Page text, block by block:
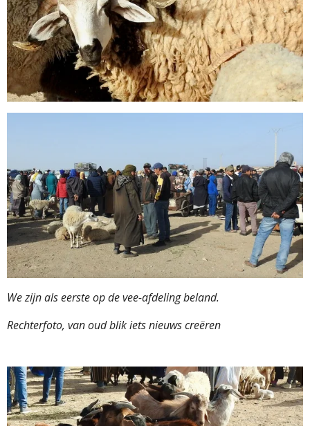
We zijn als eerste op de vee-afdeling beland.
Rechterfoto, van oud blik iets nieuws creëren